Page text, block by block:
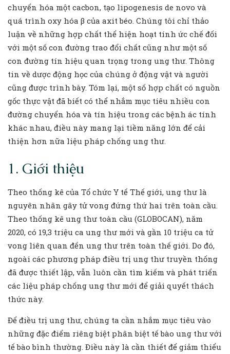
chuyển hóa một cacbon, tạo lipogenesis de novo và
quá trình oxy hóa β của axit béo. Chúng tôi chỉ thảo
luận về những hợp chất thể hiện hoạt tính ức chế đối
với một số con đường trao đổi chất cũng như một số
con đường tín hiệu quan trọng trong ung thư. Thông
tin về dược động học của chúng ở động vật và người
cũng được trình bày. Tóm lại, một số hợp chất có nguồn
gốc thực vật đã biết có thể nhắm mục tiêu nhiều con
đường chuyển hóa và tín hiệu trong các bệnh ác tính
khác nhau, điều này mang lại tiềm năng lớn để cải
thiện hơn nữa liệu pháp chống ung thư.
1. Giới thiệu
Theo thống kê của Tổ chức Y tế Thế giới, ung thư là
nguyên nhân gây tử vong đứng thứ hai trên toàn cầu.
Theo thống kê ung thư toàn cầu (GLOBOCAN), năm
2020, có 19,3 triệu ca ung thư mới và gần 10 triệu ca tử
vong liên quan đến ung thư trên toàn thế giới. Do đó,
ngoài các phương pháp điều trị ung thư truyền thống
đã được thiết lập, vẫn luôn cần tìm kiếm và phát triển
các liệu pháp chống ung thư mới để giải quyết thách
thức này.
Để điều trị ung thư, chúng ta cần nhắm mục tiêu vào
những đặc điểm riêng biệt phân biệt tế bào ung thư với
tế bào bình thường. Điều này là cần thiết để giảm thiểu